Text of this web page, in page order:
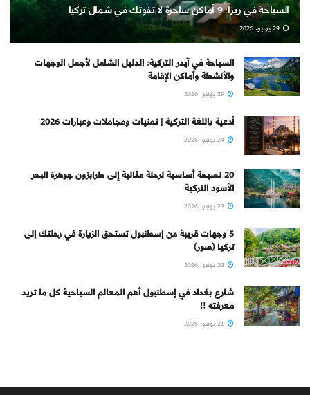
السياحة في ريزا: 9 أماكن ساحرة لا تفوتك في شمال تركيا
السياحة في آيدر التركية: الدليل الشامل لأجمل الوجهات
والأنشطة وأماكن الإقامة
أدعية باللغة التركية | تمنيات ومجاملات وعبارات 2026
20 نصيحة أساسية لرحلة مثالية إلى طرابزون جوهرة البحر
الأسود التركية
5 وجهات قريبة من إسطنبول تستحق الزيارة في رحلتك إلى
تركيا (صور)
شارع بغداد في إسطنبول أهم المعالم السياحية كل ما تريد
معرفته !!